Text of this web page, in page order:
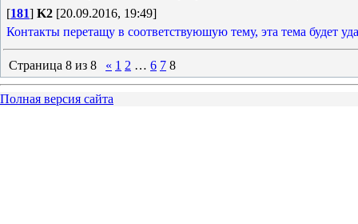
[181] K2 [20.09.2016, 19:49]
Контакты перетащу в соответствуюшую тему, эта тема будет
Страница 8 из 8 « 1 2 … 6 7 8
Полная версия сайта